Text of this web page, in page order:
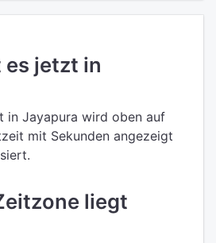
jetzt in
in Jayapura wird oben auf
mit Sekunden angezeigt
liegt